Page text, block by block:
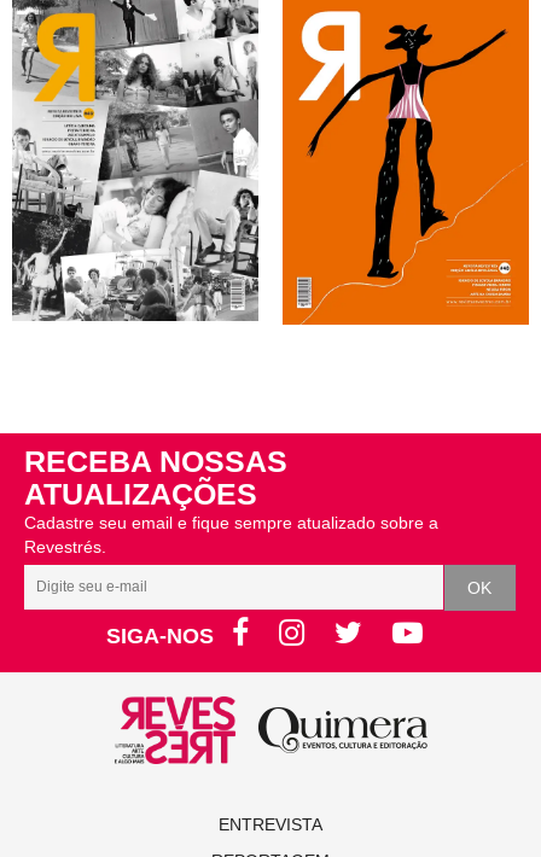
RECEBA NOSSAS
ATUALIZAÇÕES
Cadastre seu email e fique sempre atualizado sobre a
Revestrés.
SIGA-NOS
ENTREVISTA